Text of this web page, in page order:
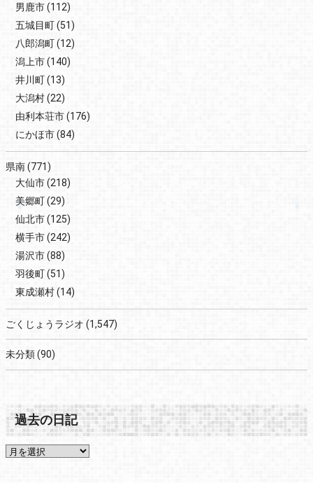
男鹿市(112)
五城目町(51)
八郎潟町(12)
潟上市(140)
井川町(13)
大潟村(22)
由利本荘市(176)
にかほ市(84)
県南(771)
大仙市(218)
美郷町(29)
仙北市(125)
横手市(242)
湯沢市(88)
羽後町(51)
東成瀬村(14)
ごくじょうラジオ (1,547)
未分類(90)
過去の日記